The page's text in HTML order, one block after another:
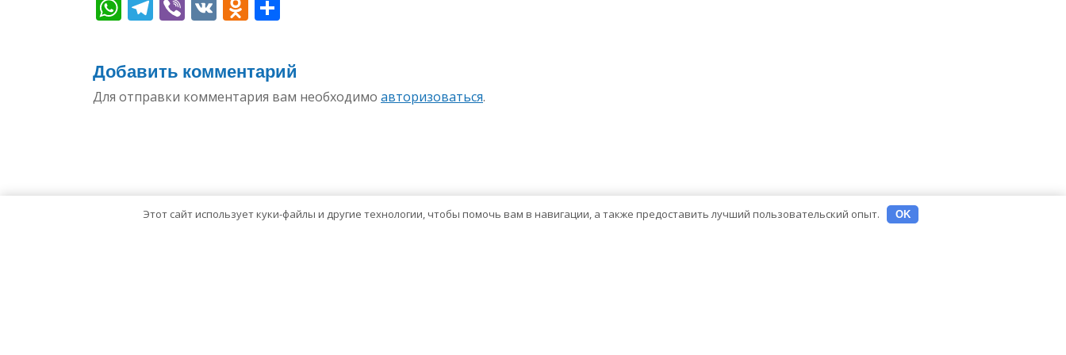
WhatsApp
Telegram
Viber
VK Odnoklassniki
Добавить комментарий
Для отправки комментария вам необходимо авторизоваться.
Этот сайт использует куки-файлы и другие технологии, чтобы помочь вам в навигации, а также предоставить лучший пользовательский опыт. OK